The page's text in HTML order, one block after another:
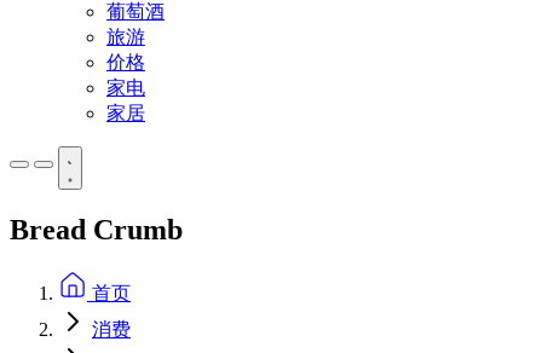
葡萄酒
旅游
价格
家电
家居
Bread Crumb
首页
消费